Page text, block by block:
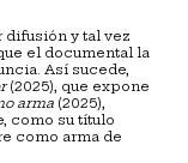
y tal vez
el documental la
Así sucede,
(2025), que expone
arma (2025),
como su título
como arma de